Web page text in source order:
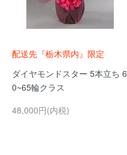
配送先『栃木県内』限定
ダイヤモンドスター 5本立ち 6
0~65輪クラス
48,000円(内税)